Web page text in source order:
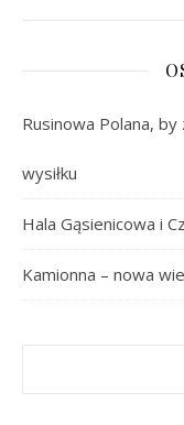
Rusinowa Polana,
wysiłku
Hala Gąsienicowa i
Kamionna – nowa